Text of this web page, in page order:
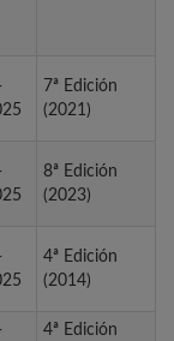
7ª Edición
(2021)
8ª Edición
(2023)
4ª Edición
(2014)
4ª Edición